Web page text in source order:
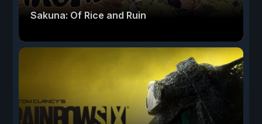
Sakuna: Of Rice and Ruin